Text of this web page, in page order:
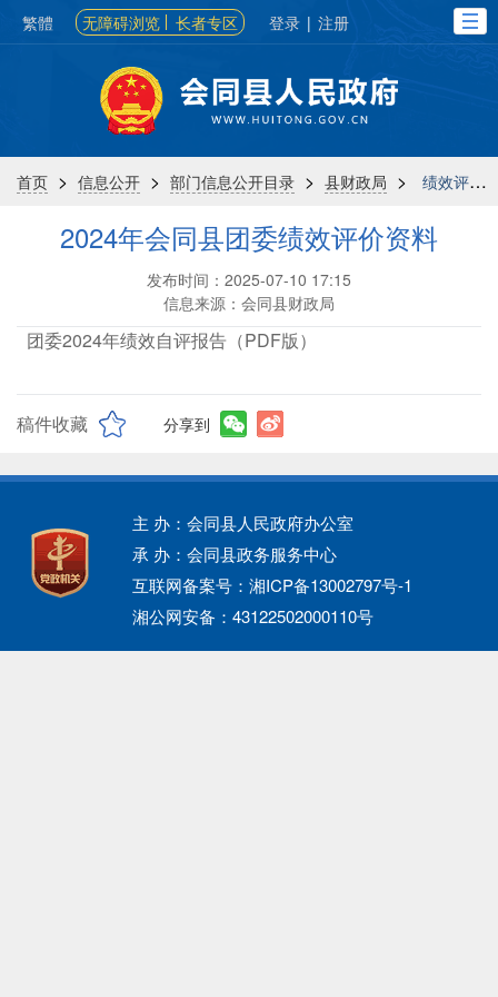
繁體 无障碍浏览 长者专区 登录 | 注册
首页 > 信息公开 > 部门信息公开目录 > 县财政局 > 绩效评价
2024年会同县团委绩效评价资料
发布时间：2025-07-10 17:15
信息来源：会同县财政局
2、团委2024年绩效自评报告（PDF版）
稿件收藏 分享到
主 办：会同县人民政府办公室
承 办：会同县政务服务中心
互联网备案号：湘ICP备13002797号-1
湘公网安备：43122502000110号